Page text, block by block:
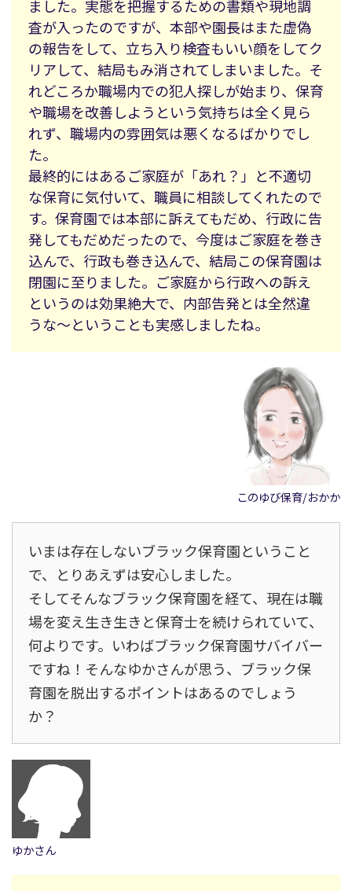
ました。実態を把握するための書類や現地調
査が入ったのですが、本部や園長はまた虚偽
の報告をして、立ち入り検査もいい顔をしてク
リアして、結局もみ消されてしまいました。そ
れどころか職場内での犯人探しが始まり、保育
や職場を改善しようという気持ちは全く見ら
れず、職場内の雰囲気は悪くなるばかりでし
た。
最終的にはあるご家庭が「あれ？」と不適切
な保育に気付いて、職員に相談してくれたので
す。保育園では本部に訴えてもだめ、行政に告
発してもだめだったので、今度はご家庭を巻き
込んで、行政も巻き込んで、結局この保育園は
閉園に至りました。ご家庭から行政への訴え
というのは効果絶大で、内部告発とは全然違
うな〜ということも実感しましたね。
このゆび保育/おかか
いまは存在しないブラック保育園ということ
で、とりあえずは安心しました。
そしてそんなブラック保育園を経て、現在は職
場を変え生き生きと保育士を続けられていて、
何よりです。いわばブラック保育園サバイバー
ですね！そんなゆかさんが思う、ブラック保
育園を脱出するポイントはあるのでしょう
か？
ゆかさん